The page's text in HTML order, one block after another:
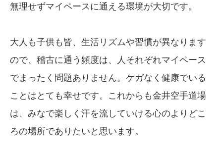
無理せずマイペースに通える環境が大切です。
大人も子供も皆、生活リズムや習慣が異なります
ので、稽古に通う頻度は、人それぞれマイペース
でまったく問題ありません。ケガなく健康でいる
ことはとても幸せです。これからも金井空手道場
は、みなで楽しく汗を流していける心のよりどこ
ろの場所でありたいと思います。